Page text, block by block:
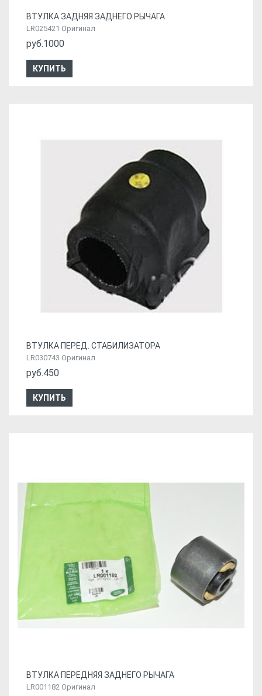
ВТУЛКА ЗАДНЯЯ ЗАДНЕГО РЫЧАГА
LR025421 Оригинал
руб.1000
КУПИТЬ
ВТУЛКА ПЕРЕД. СТАБИЛИЗАТОРА
LR030743 Оригинал
руб.450
КУПИТЬ
ВТУЛКА ПЕРЕДНЯЯ ЗАДНЕГО РЫЧАГА
LR001182 Оригинал